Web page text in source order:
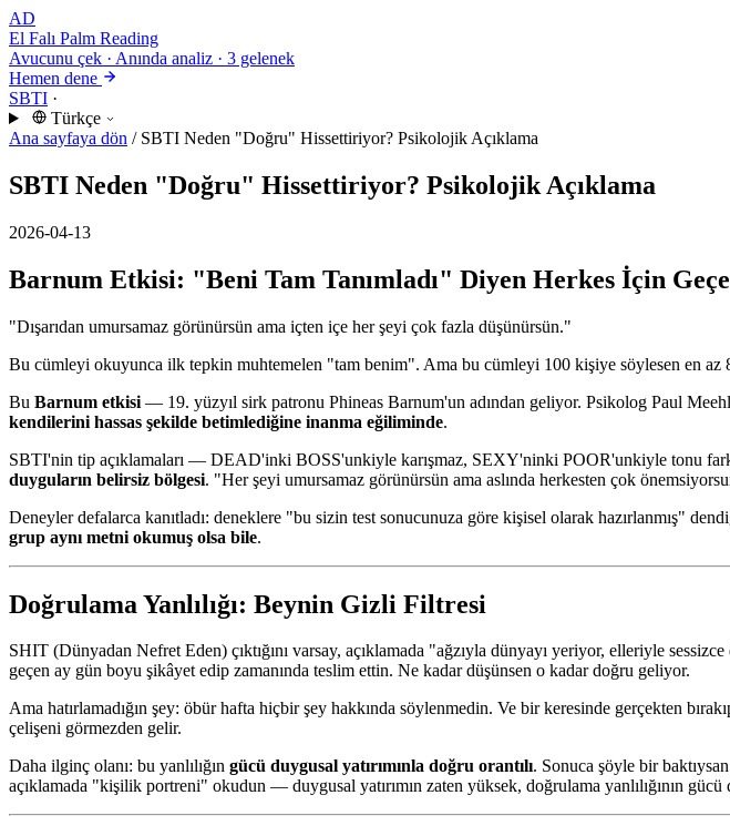
AD
El Falı Palm Reading
Avucunu çek · Anında analiz · 3 gelenek
Hemen dene
SBTI ·
Türkçe
Ana sayfaya dön / SBTI Neden "Doğru" Hissettiriyor? Psikolojik Açıklama
SBTI Neden "Doğru" Hissettiriyor? Psikolojik Açıklama
2026-04-13
Barnum Etkisi: "Beni Tam Tanımladı" Diyen Herkes İçin
"Dışarıdan umursamaz görünürsün ama içten içe her şeyi çok fazla düşünürsün."
Bu cümleyi okuyunca ilk tepkin muhtemelen "tam benim". Ama bu cümleyi 100 kişiye söylesen en az
Bu Barnum etkisi — 19. yüzyıl sirk patronu Phineas Barnum'un adından geliyor. Psikolog Paul
kendilerini hassas şekilde betimlediğine inanma eğiliminde.
SBTI'nin tip açıklamaları — DEAD'inki BOSS'unkiyle karışmaz, SEXY'ninki POOR'unkiyle tonu
duyguların belirsiz bölgesi. "Her şeyi umursamaz görünürsün ama aslında herkesten çok
Deneyler defalarca kanıtladı: deneklere "bu sizin test sonucunuza göre kişisel olarak hazırlanmış"
grup aynı metni okumuş olsa bile.
Doğrulama Yanlılığı: Beynin Gizli Filtresi
SHIT (Dünyadan Nefret Eden) çıktığını varsay, açıklamada "ağzıyla dünyayı yeriyor, elleriyle
geçen ay gün boyu şikâyet edip zamanında teslim ettin. Ne kadar düşünsen o kadar doğru geliyor.
Ama hatırlamadığın şey: öbür hafta hiçbir şey hakkında söylenmedin. Ve bir keresinde gerçekten
çelişeni görmezden gelir.
Daha ilginç olanı: bu yanlılığın gücü duygusal yatırımınla doğru orantılı. Sonuca şöyle bir
açıklamada "kişilik portreni" okudun — duygusal yatırımın zaten yüksek, doğrulama yanlılığının gücü